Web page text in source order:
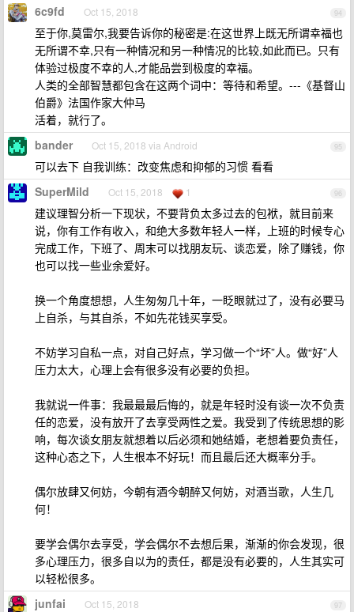
94
6c9fd Oct 15, 2018
至于你,莫雷尔,我要告诉你的秘密是:在这世界上既无所谓幸福也
无所谓不幸,只有一种情况和另一种情况的比较,如此而已。只有
体验过极度不幸的人,才能品尝到极度的幸福。
人类的全部智慧都包含在这两个词中：等待和希望。---《基督山
伯爵》法国作家大仲马
活着，就行了。
95
bander Oct 15, 2018 via Android
可以去下 自我训练：改变焦虑和抑郁的习惯 看看
96
SuperMild Oct 15, 2018 1
建议理智分析一下现状，不要背负太多过去的包袱，就目前来
说，你有工作有收入，和绝大多数年轻人一样，上班的时候专心
完成工作，下班了、周末可以找朋友玩、谈恋爱，除了赚钱，你
也可以找一些业余爱好。
换一个角度想想，人生匆匆几十年，一眨眼就过了，没有必要马
上自杀，与其自杀，不如先花钱买享受。
不妨学习自私一点，对自己好点，学习做一个“坏”人。做“好”人
压力太大，心理上会有很多没有必要的负担。
我就说一件事：我最最最后悔的，就是年轻时没有谈一次不负责
任的恋爱，没有放开了去享受两性之爱。我受到了传统思想的影
响，每次谈女朋友就想着以后必须和她结婚，老想着要负责任，
这种心态之下，人生根本不好玩！而且最后还大概率分手。
偶尔放肆又何妨，今朝有酒今朝醉又何妨，对酒当歌，人生几
何！
要学会偶尔去享受，学会偶尔不去想后果，渐渐的你会发现，很
多心理压力，很多自以为的责任，都是没有必要的，人生其实可
以轻松很多。
97
junfai Oct 15, 2018